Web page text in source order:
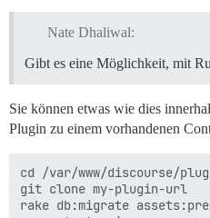
Nate Dhaliwal:
Gibt es eine Möglichkeit, mit
Sie können etwas wie dies
Plugin zu einem vorhandenen
cd /var/www/discourse/
git clone my-plugin-url
rake db:migrate